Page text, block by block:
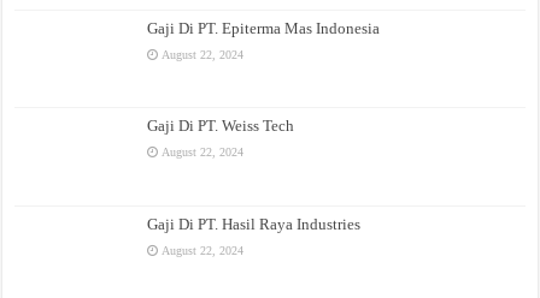
Gaji Di PT. Epiterma Mas Indonesia
August 22, 2024
Gaji Di PT. Weiss Tech
August 22, 2024
Gaji Di PT. Hasil Raya Industries
August 22, 2024